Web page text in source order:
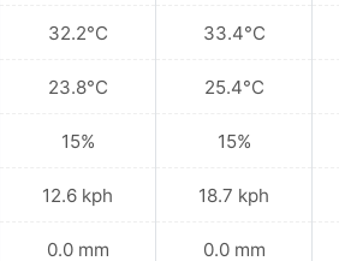
32.2°C
23.8°C
15%
12.6 kph
0.0 mm
33.4°C
25.4°C
15%
18.7 kph
0.0 mm